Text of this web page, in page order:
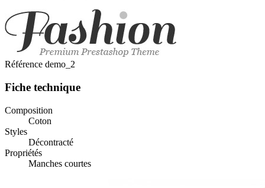
Référence demo_2
Fiche technique
Composition
Coton
Styles
Décontracté
Propriétés
Manches courtes